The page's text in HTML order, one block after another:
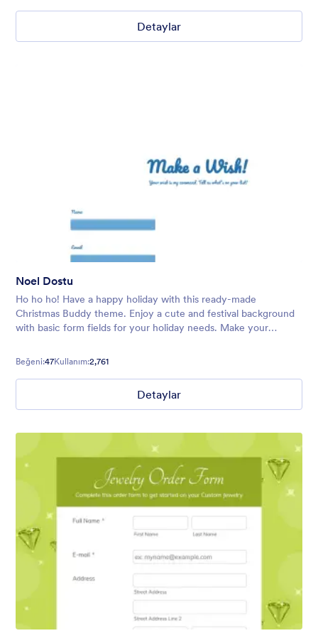
Detaylar
Noel Dostu
Ho ho ho! Have a happy holiday with this ready-made
Christmas Buddy theme. Enjoy a cute and festival background
with basic form fields for your holiday needs. Make your
Beğeni:47Kullanım:2,761
Detaylar